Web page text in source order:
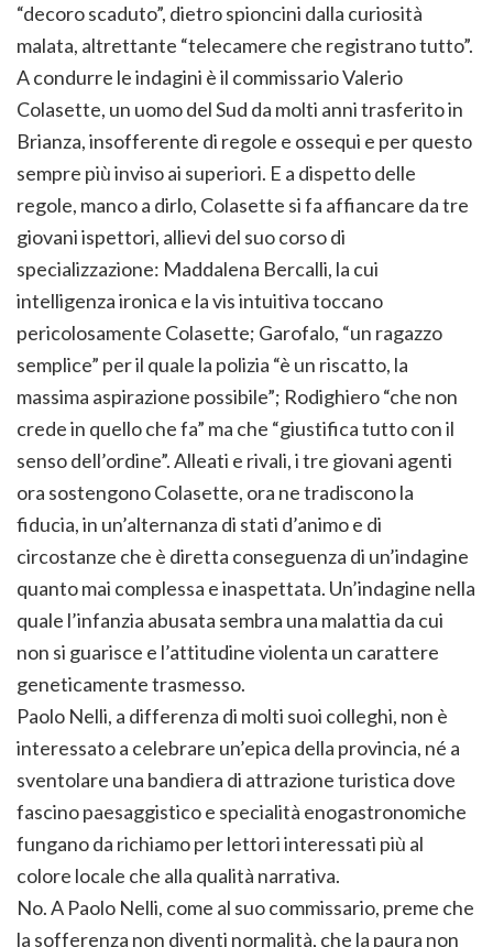
“decoro scaduto”, dietro spioncini dalla curiosità
malata, altrettante “telecamere che registrano tutto”.
A condurre le indagini è il commissario Valerio
Colasette, un uomo del Sud da molti anni trasferito in
Brianza, insofferente di regole e ossequi e per questo
sempre più inviso ai superiori. E a dispetto delle
regole, manco a dirlo, Colasette si fa affiancare da tre
giovani ispettori, allievi del suo corso di
specializzazione: Maddalena Bercalli, la cui
intelligenza ironica e la vis intuitiva toccano
pericolosamente Colasette; Garofalo, “un ragazzo
semplice” per il quale la polizia “è un riscatto, la
massima aspirazione possibile”; Rodighiero “che non
crede in quello che fa” ma che “giustifica tutto con il
senso dell’ordine”. Alleati e rivali, i tre giovani agenti
ora sostengono Colasette, ora ne tradiscono la
fiducia, in un’alternanza di stati d’animo e di
circostanze che è diretta conseguenza di un’indagine
quanto mai complessa e inaspettata. Un’indagine nella
quale l’infanzia abusata sembra una malattia da cui
non si guarisce e l’attitudine violenta un carattere
geneticamente trasmesso.
Paolo Nelli, a differenza di molti suoi colleghi, non è
interessato a celebrare un’epica della provincia, né a
sventolare una bandiera di attrazione turistica dove
fascino paesaggistico e specialità enogastronomiche
fungano da richiamo per lettori interessati più al
colore locale che alla qualità narrativa.
No. A Paolo Nelli, come al suo commissario, preme che
la sofferenza non diventi normalità, che la paura non